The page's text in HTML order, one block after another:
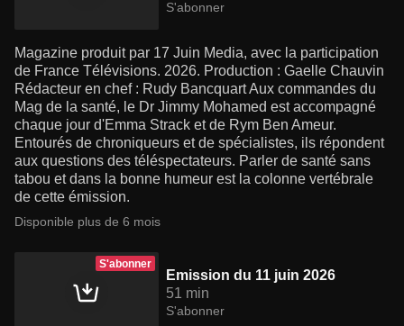
S'abonner
Magazine produit par 17 Juin Media, avec la participation
de France Télévisions. 2026. Production : Gaelle Chauvin
Rédacteur en chef : Rudy Bancquart Aux commandes du
Mag de la santé, le Dr Jimmy Mohamed est accompagné
chaque jour d'Emma Strack et de Rym Ben Ameur.
Entourés de chroniqueurs et de spécialistes, ils répondent
aux questions des téléspectateurs. Parler de santé sans
tabou et dans la bonne humeur est la colonne vertébrale
de cette émission.
Disponible plus de 6 mois
S'abonner
Emission du 11 juin 2026
51 min
S'abonner